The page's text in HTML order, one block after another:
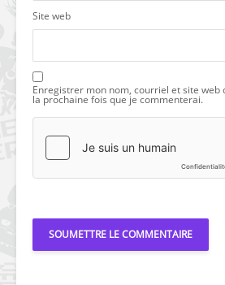
Site web
Enregistrer mon nom, courriel et site web
la prochaine fois que je commenterai.